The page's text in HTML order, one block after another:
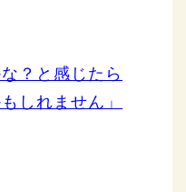
？と感じたら
しれません」